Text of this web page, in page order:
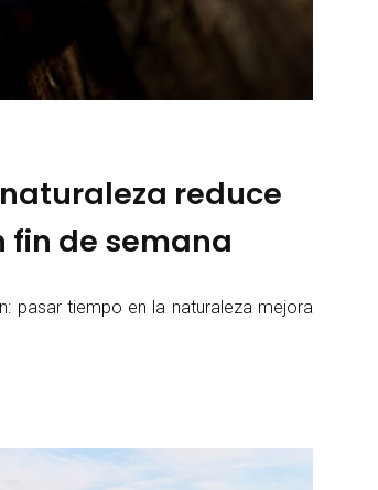
reduce
fin de semana
pasar tiempo en la naturaleza mejora